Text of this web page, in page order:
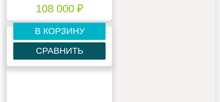
70HNN108 000 ₽
В КОРЗИНУ
СРАВНИТЬ